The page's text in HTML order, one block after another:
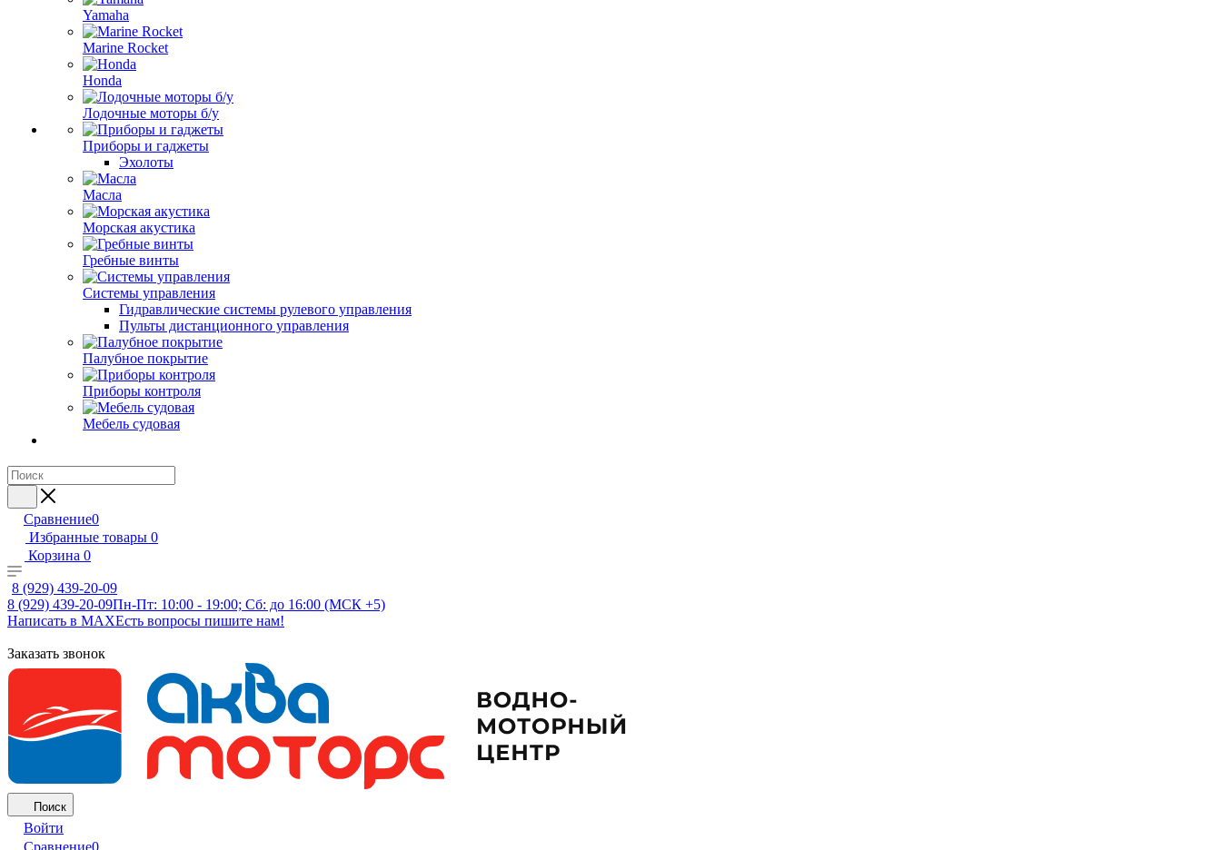
Yamaha
Marine Rocket
Honda
Лодочные моторы б/у
Приборы и гаджеты
Эхолоты
Масла
Морская акустика
Гребные винты
Системы управления
Гидравлические системы рулевого управления
Пульты дистанционного управления
Палубное покрытие
Приборы контроля
Мебель судовая
Сравнение0
Избранные товары 0
Корзина 0
8 (929) 439-20-09
8 (929) 439-20-09Пн-Пт: 10:00 - 19:00; Сб: до 16:00 (МСК +5)
Написать в MAXЕсть вопросы пишите нам!
Заказать звонок
Поиск
Войти
Сравнение0